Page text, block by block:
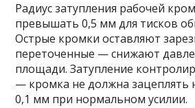
Радиус затупления рабочей
превышать 0,5 мм для тисков
Острые кромки оставляют
переточенные — снижают
площади. Затупление
— кромка не должна зацеплять
0,1 мм при нормальном усилии.